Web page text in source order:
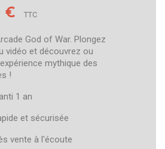
€ TTC
God of War. Plongez
vidéo et découvrez ou
mythique des
!
1 an
et sécurisée
vente à l'écoute